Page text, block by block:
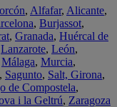
, Alfafar, Alicante,
, Burjassot,
, Granada, Huércal de
Lanzarote, León,
Málaga, Murcia,
, Sagunto, Salt, Girona,
de Compostela,
i la Geltrú, Zaragoza